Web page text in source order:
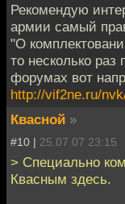
Рекомендую
армии самый
"О
то несколько
форумах вот
http://vif2ne.ru/
Квасной »
#10 | 25.07.07 23:15
> Специально
Квасным здесь.